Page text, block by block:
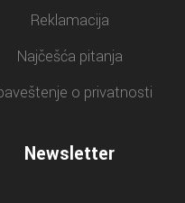
Reklamacija
Najčešća pitanja
o privatnosti
Newsletter